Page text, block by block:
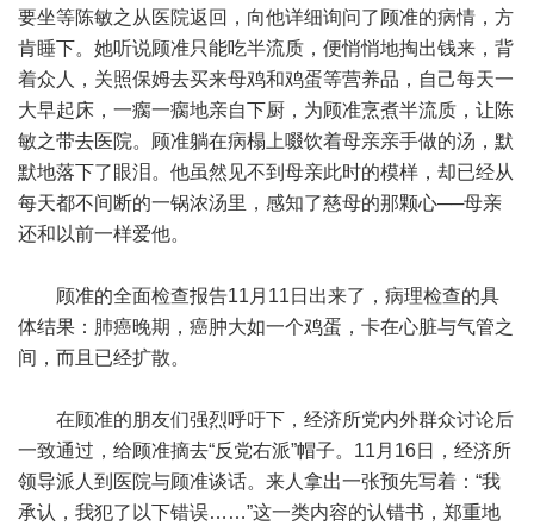
要坐等陈敏之从医院返回，向他详细询问了顾准的病情，方
肯睡下。她听说顾准只能吃半流质，便悄悄地掏出钱来，背
着众人，关照保姆去买来母鸡和鸡蛋等营养品，自己每天一
大早起床，一瘸一瘸地亲自下厨，为顾准烹煮半流质，让陈
敏之带去医院。顾准躺在病榻上啜饮着母亲亲手做的汤，默
默地落下了眼泪。他虽然见不到母亲此时的模样，却已经从
每天都不间断的一锅浓汤里，感知了慈母的那颗心──母亲
还和以前一样爱他。
顾准的全面检查报告11月11日出来了，病理检查的具
体结果：肺癌晚期，癌肿大如一个鸡蛋，卡在心脏与气管之
间，而且已经扩散。
在顾准的朋友们强烈呼吁下，经济所党内外群众讨论后
一致通过，给顾准摘去“反党右派”帽子。11月16日，经济所
领导派人到医院与顾准谈话。来人拿出一张预先写着：“我
承认，我犯了以下错误……”这一类内容的认错书，郑重地